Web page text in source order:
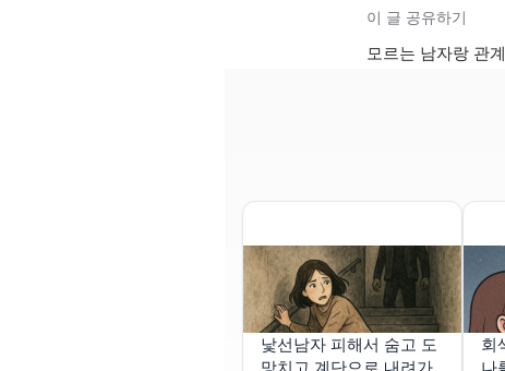
이 글 공유하기
모르는 남자랑 관
낯선남자 피해서 숨고 도
망치고 계단으로 내려가
회
나